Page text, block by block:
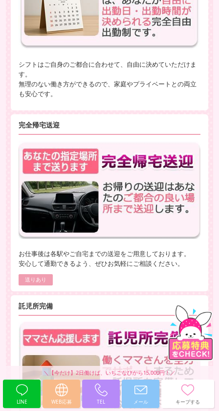
シフトはご自身のご都合に合わせて、自由に決めていただけま
す。
無理のない働き方ができるので、家庭やプライベートとの両立
も安心です。
完全帰宅送迎
お仕事後は各駅やご自宅までの送迎をご用意しております。
安心して通勤できるよう、ぜひお気軽にご相談ください。
送りあり
託児所完備
LINE WEB応募 TEL メール キープする